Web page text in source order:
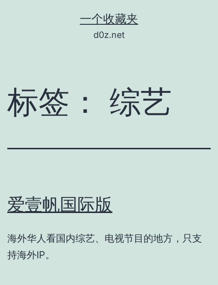
一个收藏夹
d0z.net
标签： 综艺
爱壹帆国际版
海外华人看国内综艺、电视节目的地方，只支
持海外IP。